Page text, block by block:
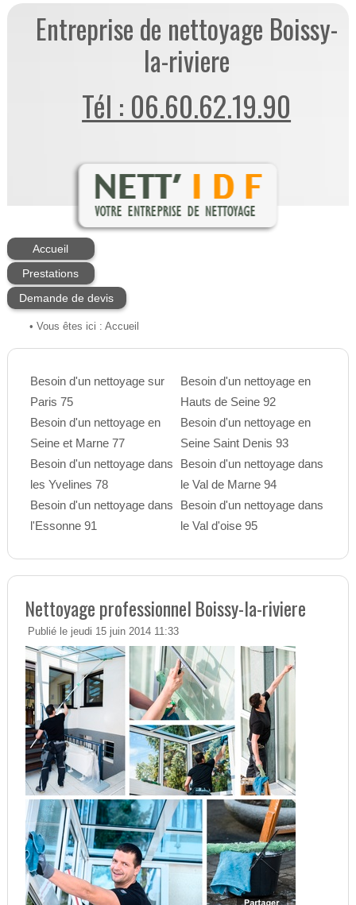
Entreprise de nettoyage Boissy-
la-riviere
Tél : 06.60.62.19.90
Accueil
Prestations
Demande de devis
• Vous êtes ici : Accueil
Besoin d'un nettoyage sur
Paris 75
Besoin d'un nettoyage en
Seine et Marne 77
Besoin d'un nettoyage dans
les Yvelines 78
Besoin d'un nettoyage dans
l'Essonne 91
Besoin d'un nettoyage en
Hauts de Seine 92
Besoin d'un nettoyage en
Seine Saint Denis 93
Besoin d'un nettoyage dans
le Val de Marne 94
Besoin d'un nettoyage dans
le Val d'oise 95
Nettoyage professionnel Boissy-la-riviere
Publié le jeudi 15 juin 2014 11:33